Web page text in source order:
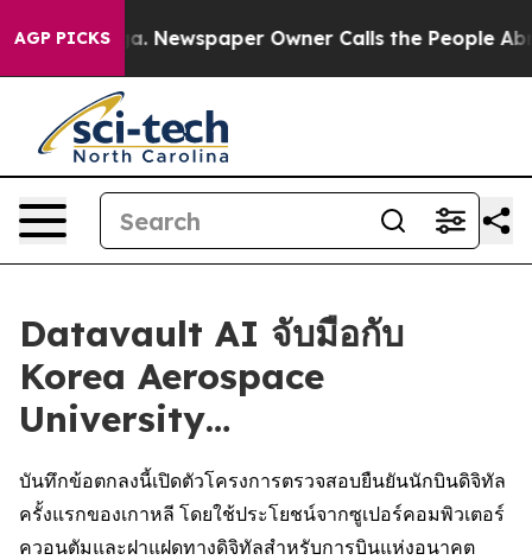
AGP PICKSNewspaper Owner Calls the People Abruptly
Datavault AI จับมือกับ
Korea Aerospace
University…
บันทึกข้อตกลงนี้เปิดตัวโครงการตรวจสอบยืนยันนักบินดิจิทัล
ครั้งแรกของเกาหลี โดยใช้ประโยชน์จากซูเปอร์คอมพิวเตอร์
ควอนตัมและฝาแฝดทางดิจิทัลสำหรับการบินแห่งอนาคต